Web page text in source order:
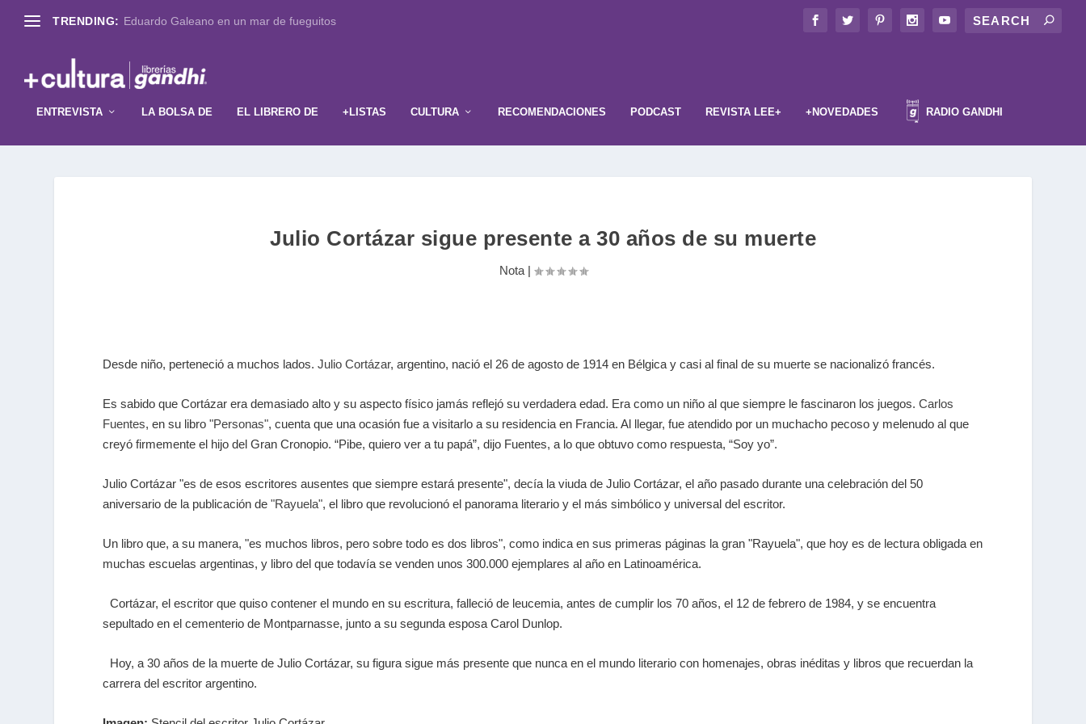
TRENDING: Eduardo Galeano en un mar de fueguitos
ENTREVISTA LA BOLSA DE EL LIBRERO DE +LISTAS CULTURA RECOMENDACIONES PODCAST REVISTA LEE+ +NOVEDADES RADIO GANDHI
Julio Cortázar sigue presente a 30 años de su muerte
Nota|
Desde niño, perteneció a muchos lados.Julio Cortázar, argentino, nació el 26 de agosto de 1914 en Bélgica y casi al final de su muerte se nacionalizó francés.
Es sabido que Cortázar era demasiado alto y su aspecto físico jamás reflejó su verdadera edad. Era como un niño al que siempre le fascinaron los juegos.Carlos
Fuentes, en su libro"Personas", cuenta que una ocasión fue a visitarlo a su residencia en Francia. Al llegar, fue atendido por un muchacho pecoso y melenudo al que
creyó firmemente el hijo del Gran Cronopio. “Pibe, quiero ver a tu papá”, dijo Fuentes, a lo que obtuvo como respuesta, “Soy yo”.
Julio Cortázar "es de esos escritores ausentes que siempre estará presente", decía la viuda de Julio Cortázar, el año pasado durante una celebración del 50
aniversario de la publicación de"Rayuela", el libro que revolucionó el panorama literario y el más simbólico y universal del escritor.
Un libro que, a su manera, "es muchos libros, pero sobre todo es dos libros", como indica en sus primeras páginas la gran "Rayuela", que hoy es de lectura obligada en
muchas escuelas argentinas, y libro del que todavía se venden unos 300.000 ejemplares al año en Latinoamérica.
Cortázar, el escritor que quiso contener el mundo en su escritura, falleció de leucemia, antes de cumplir los 70 años, el 12 de febrero de 1984, y se encuentra
sepultado en el cementerio de Montparnasse, junto a su segunda esposa Carol Dunlop.
Hoy, a 30 años de la muerte de Julio Cortázar, su figura sigue más presente que nunca en el mundo literario con homenajes, obras inéditas y libros que recuerdan la
carrera del escritor argentino.